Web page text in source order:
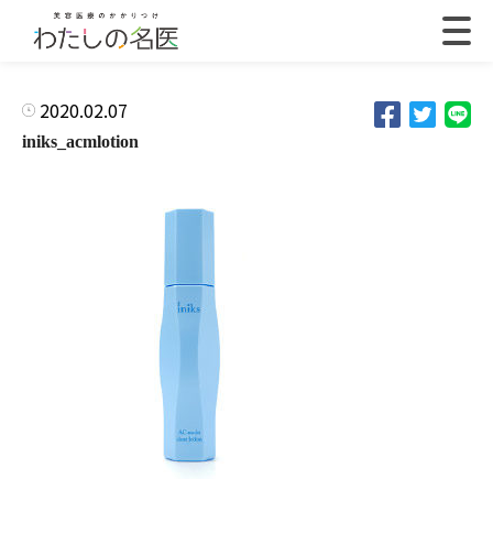
2020.02.07
iniks_acmlotion